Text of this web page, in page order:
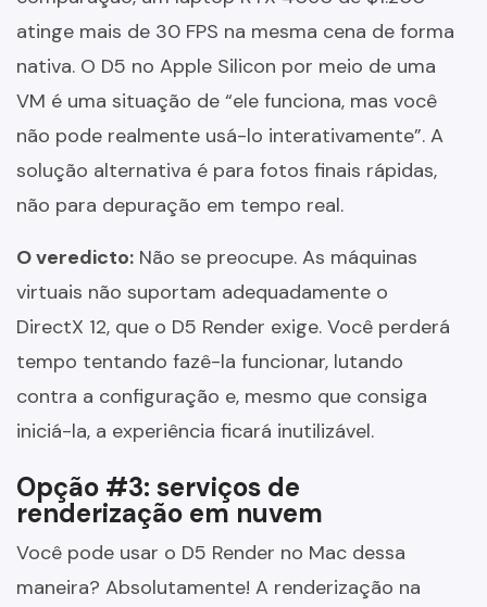
atinge mais de 30 FPS na mesma cena de forma
nativa. O D5 no Apple Silicon por meio de uma
VM é uma situação de “ele funciona, mas você
não pode realmente usá-lo interativamente”. A
solução alternativa é para fotos finais rápidas,
não para depuração em tempo real.
O veredicto: Não se preocupe. As máquinas
virtuais não suportam adequadamente o
DirectX 12, que o D5 Render exige. Você perderá
tempo tentando fazê-la funcionar, lutando
contra a configuração e, mesmo que consiga
iniciá-la, a experiência ficará inutilizável.
Opção #3: serviços de
renderização em nuvem
Você pode usar o D5 Render no Mac dessa
maneira? Absolutamente! A renderização na